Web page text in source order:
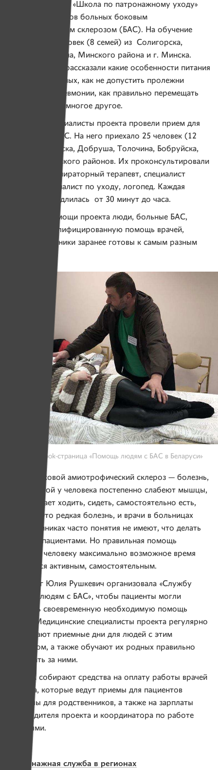
В январе прошла «Школа по патронажному уходу»
для родственников больных боковым
амиотрофическим склерозом (БАС). На обучение
приехало 10 человек (8 семей) из Солигорска,
Гомеля, Толочина, Минского района и г. Минска.
Родственникам рассказали какие особенности питания
и гигиены больных, как не допустить пролежни
и застойные пневмонии, как правильно перемещать
больных БАС и многое другое.
В феврале специалисты проекта провели прием для
пациентов с БАС. На него приехало 25 человек (12
семей) из Минска, Добруша, Толочина, Бобруйска,
Гомеля и Минского районов. Их проконсультировали
невролог, респираторный терапевт, специалист
по ЛФК, специалист по уходу, логопед. Каждая
консультация длилась от 30 минут до часа.
Благодаря помощи проекта люди, больные БАС,
получают квалифицированную помощь врачей,
а их родственники заранее готовы к самым разным
Фото: facebook-страница «Помощь людям с БАС в Беларуси»
БАС — боковой амиотрофический склероз — болезнь,
при которой у человека постепенно слабеют мышцы,
он перестает ходить, сидеть, самостоятельно есть,
дышать. Это редкая болезнь, и врачи в больницах
и поликлиниках часто понятия не имеют, что делать
с такими пациентами. Но правильная помощь
позволит человеку максимально возможное время
оставаться активным, самостоятельным.
Невролог Юлия Рушкевич организовала «Службу
помощи людям с БАС», чтобы пациенты могли
получать своевременную необходимую помощь
врачей Медицинские специалисты проекта регулярно
устраивают приемные дни для людей с этим
диагнозом, а также обучают их родных правильно
ухаживать за ними.
ИМЕНА собирают средства на оплату работы врачей
проекта, которые ведут приемы для пациентов
и Школы для родственников, а также на зарплаты
руководителя проекта и координатора по работе
с семьями.
Патронажная служба в регионах